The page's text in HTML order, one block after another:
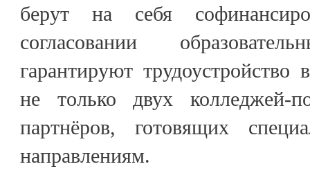
берут на себя
согласовании
гарантируют
не только двух колледжей-
партнёров, готовящих
направлениям.